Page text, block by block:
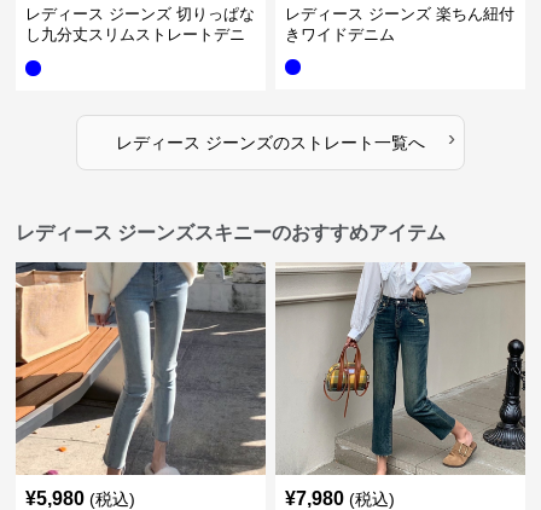
レディース ジーンズ 切りっぱな
し九分丈スリムストレートデニ
レディース ジーンズ 楽ちん紐付
きワイドデニム
レディース ジーンズのストレート一覧へ ›
レディース ジーンズスキニーのおすすめアイテム
¥5,980 (税込) ¥7,980 (税込)